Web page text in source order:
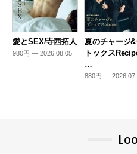
愛とSEX/寺西拓人
980円 — 2026.08.05
夏のチャージ
トックス
…
880円 —